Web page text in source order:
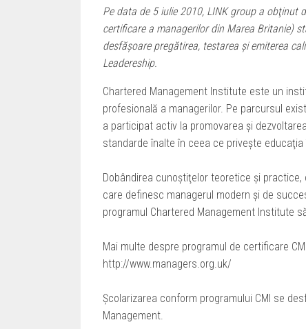
Pe data de 5 iulie 2010, LINK group a
certificare a managerilor din Marea Britanie)
desfăşoare pregătirea, testarea şi emiterea
Leadereship.
Chartered Management Institute este un
profesională a managerilor. Pe parcursul
a participat activ la promovarea şi
standarde înalte în ceea ce priveşte
Dobândirea cunoştiţelor teoretice şi
care definesc managerul modern şi de
programul Chartered Management Institute
Mai multe despre programul de certificare
http://www.managers.org.uk/
Şcolarizarea conform programului CMI se
Management.